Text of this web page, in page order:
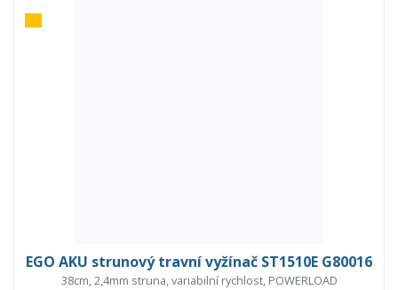
EGO AKU strunový travní vyžínač ST1510E G80016
38cm, 2,4mm struna, variabilní rychlost, POWERLOAD